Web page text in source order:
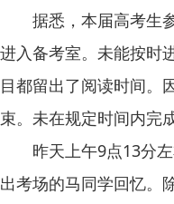
据悉，本届高考生参
进入备考室。未能按时
目都留出了阅读时间。
束。未在规定时间内完
昨天上午9点13分左
出考场的马同学回忆。